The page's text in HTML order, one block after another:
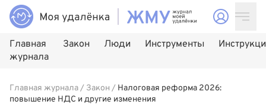
Главная
журнала
Закон Люди Инструменты
Главная журнала/ Закон / Налоговая реформа 2026:
повышение НДС и другие изменения